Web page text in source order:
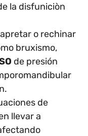
la disfuniciòn
o rechinar
bruxismo,
de presión
de
llevar a